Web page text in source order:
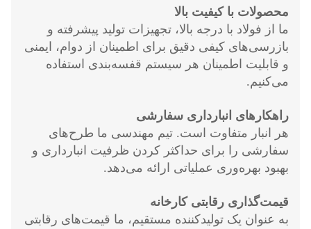
محصولات با کیفیت بالا
ما از فولاد با درجه بالا، تجهیزات تولید پیشرفته و
بازرسی‌های کیفی دقیق برای اطمینان از دوام، ایمنی
و قابلیت اطمینان هر سیستم قفسه‌بندی استفاده
می‌کنیم.
راهکارهای انبارداری سفارشی
هر انبار متفاوت است. تیم مهندسی ما طرح‌های
سفارشی را برای حداکثر کردن ظرفیت انبارداری و
بهبود بهره‌وری عملیاتی ارائه می‌دهد.
قیمت‌گذاری رقابتی کارخانه
به عنوان یک تولیدکننده مستقیم، ما قیمت‌های رقابتی